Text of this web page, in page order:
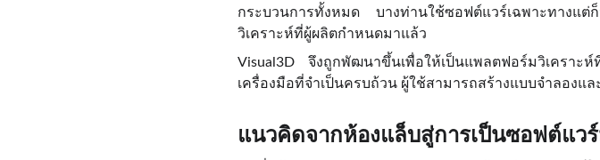
กระบวนการทั้งหมด บางท่านใช้ซอฟต์แวร์เฉพาะทางแ
วิเคราะห์ที่ผู้ผลิตกำหนดมาแล้ว
Visual3D จึงถูกพัฒนาขึ้นเพื่อให้เป็นแพลตฟอร์มวิเครา
เครื่องมือที่จำเป็นครบถ้วน ผู้ใช้สามารถสร้างแบบจำลองแล
แนวคิดจากห้องแล็บสู่การเป็นซอฟต์แว